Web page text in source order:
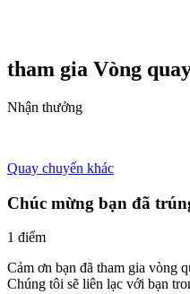
tham gia Vòng
Nhận thưởng
Quay chuyến khác
Chúc mừng bạn đã
1 điểm
Cảm ơn bạn đã tham gia vòng
Chúng tôi sẽ liên lạc với bạn